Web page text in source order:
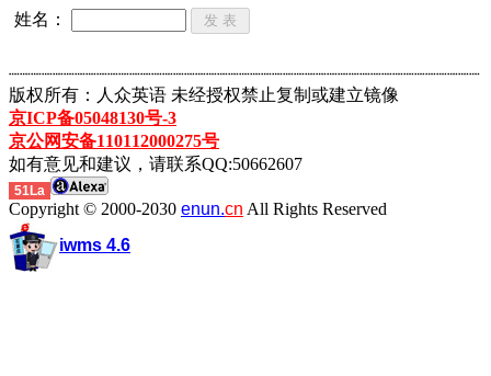
姓名：
┈┈┈┈┈┈┈┈┈┈┈┈┈┈┈┈┈┈┈┈┈┈┈┈┈┈┈┈┈┈┈┈┈┈┈┈┈┈┈┈┈┈┈
版权所有：人众英语 未经授权禁止复制或建立镜像
京ICP备05048130号-3
京公网安备110112000275号
如有意见和建议，请联系QQ:50662607
51La
Copyright © 2000-2030 enun.cn All Rights Reserved
iwms 4.6